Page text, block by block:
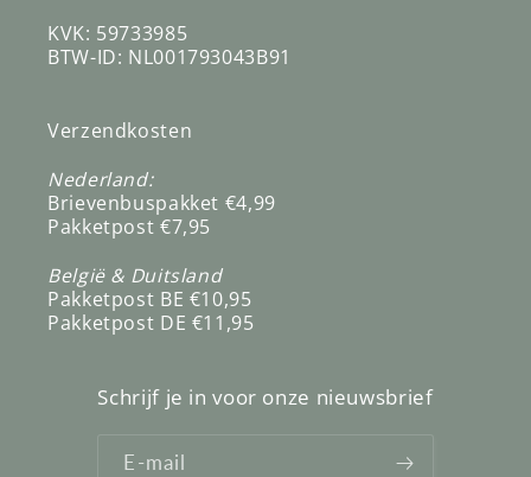
KVK: 59733985
BTW-ID: NL001793043B91
Verzendkosten
Nederland:
Brievenbuspakket €4,99
Pakketpost €7,95
België & Duitsland
Pakketpost BE €10,95
Pakketpost DE €11,95
Schrijf je in voor onze nieuwsbrief
E‑mail